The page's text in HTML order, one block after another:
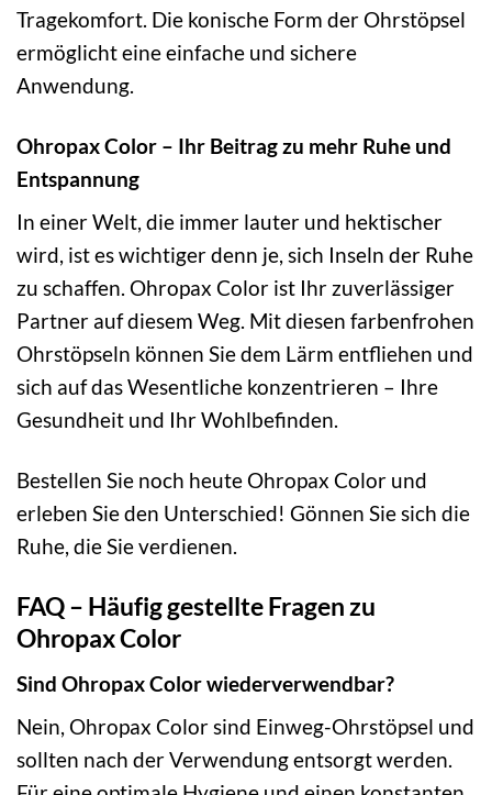
Tragekomfort. Die konische Form der Ohrstöpsel
ermöglicht eine einfache und sichere
Anwendung.
Ohropax Color – Ihr Beitrag zu mehr Ruhe und
Entspannung
In einer Welt, die immer lauter und hektischer
wird, ist es wichtiger denn je, sich Inseln der Ruhe
zu schaffen. Ohropax Color ist Ihr zuverlässiger
Partner auf diesem Weg. Mit diesen farbenfrohen
Ohrstöpseln können Sie dem Lärm entfliehen und
sich auf das Wesentliche konzentrieren – Ihre
Gesundheit und Ihr Wohlbefinden.
Bestellen Sie noch heute Ohropax Color und
erleben Sie den Unterschied! Gönnen Sie sich die
Ruhe, die Sie verdienen.
FAQ – Häufig gestellte Fragen zu
Ohropax Color
Sind Ohropax Color wiederverwendbar?
Nein, Ohropax Color sind Einweg-Ohrstöpsel und
sollten nach der Verwendung entsorgt werden.